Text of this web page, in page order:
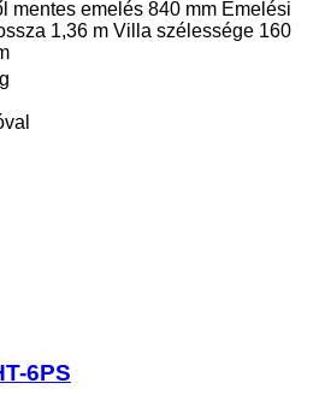
mentes emelés 840 mm Emelési
1,36 m Villa szélessége 160
6PS